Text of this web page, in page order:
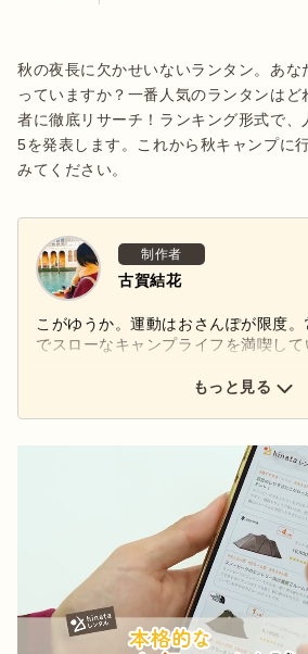
秋の夜長に欠かせいないランタン。あな
っていますか？一番人気のランタンは
者に徹底リサーチ！ランキング形式で、
5を発表します。これから秋キャンプに
みてください。
制作者
古賀結花
こがゆうか。運動はおさんぽが限度
でスローなキャンプライフを満喫して
もっと見る